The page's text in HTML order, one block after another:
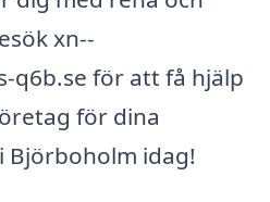
xn--
q6b.se för att få hjälp
för dina
idag!